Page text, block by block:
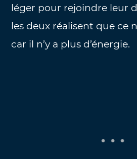
léger pour rejoindre leur
les deux réalisent que ce
car il n’y a plus d’énergie.